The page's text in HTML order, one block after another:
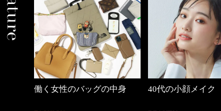
40代の小顔メイク
心地よくいられる